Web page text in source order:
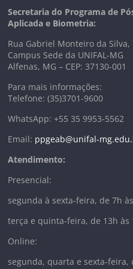
Secretaria do Programa de
Aplicada e Biometria:
Rua Gabriel Monteiro da Silva,
Campus Sede da UNIFAL-MG
Alfenas, MG – CEP: 37130-001
Para mais informações:
Telefone: (35)3701-9600
WhatsApp: +55 35 9953-5562
Email: ppgeab@unifal-
Atendimento:
Presencial:
segunda à sexta-feira, de 7h
terça e quinta-feira, de 13h às
Online:
segunda, quarta e sexta-feira,